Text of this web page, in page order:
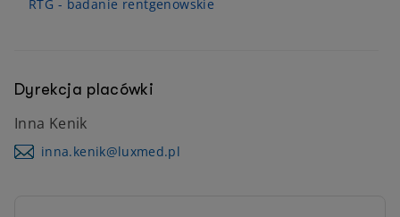
RTG - badanie rentgenowskie
Dyrekcja placówki
Inna Kenik
inna.kenik@luxmed.pl